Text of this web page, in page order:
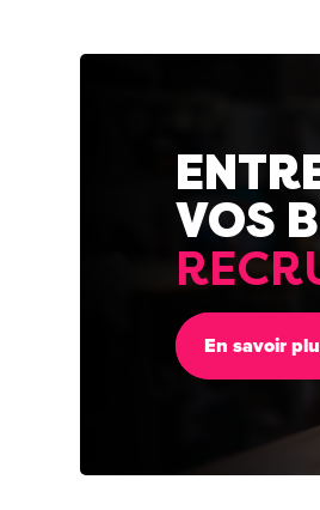
VOS
En savoir